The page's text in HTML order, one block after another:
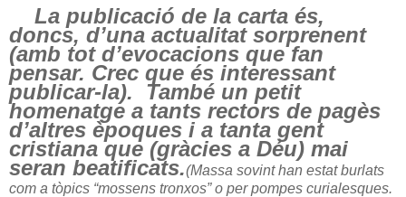
La publicació de la carta és,
doncs, d’una actualitat sorprenent
(amb tot d’evocacions que fan
pensar. Crec que és interessant
publicar-la). També un petit
homenatge a tants rectors de pagès
d’altres èpoques i a tanta gent
cristiana que (gràcies a Déu) mai
seran beatificats.(Massa sovint han estat burlats
com a tòpics “mossens tronxos” o per pompes curialesques.